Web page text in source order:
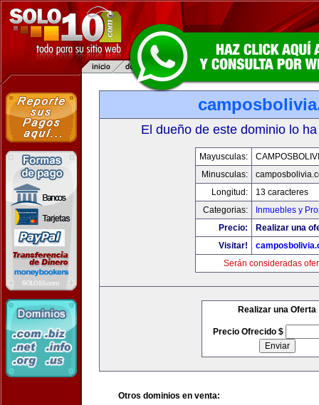
El dueño de este dominio lo
Mayusculas:
Minusculas:
Longitud:
13 caracteres
Categorias:
Inmuebles y
Precio:
Realizar una
Visitar!
Serán consideradas
Realizar una Oferta
Precio Ofrecido $
Otros dominios en venta: